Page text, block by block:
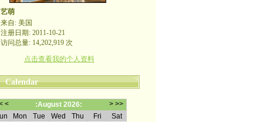
艺萌
来自: 美国
注册日期: 2011-10-21
访问总量: 14,202,919 次
点击查看我的个人资料
Calendar